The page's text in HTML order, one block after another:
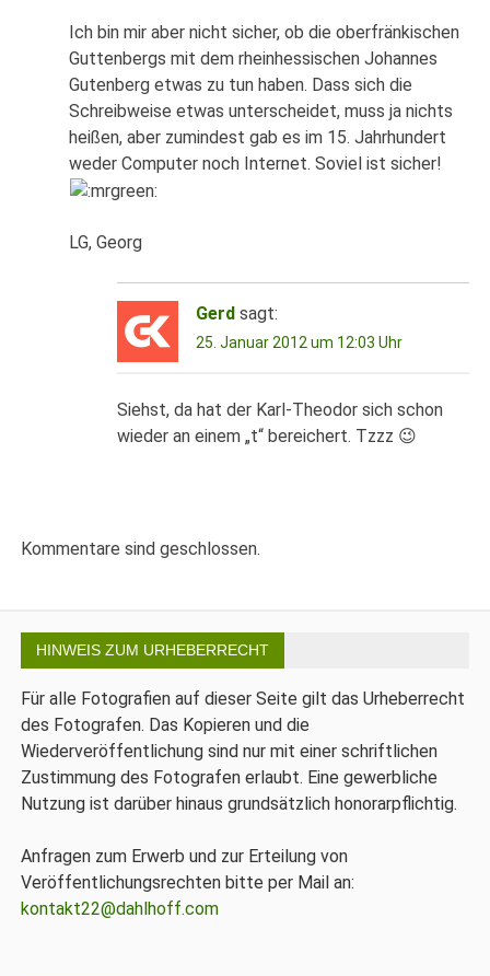
Ich bin mir aber nicht sicher, ob die oberfränkischen
Guttenbergs mit dem rheinhessischen Johannes
Gutenberg etwas zu tun haben. Dass sich die
Schreibweise etwas unterscheidet, muss ja nichts
heißen, aber zumindest gab es im 15. Jahrhundert
weder Computer noch Internet. Soviel ist sicher!
LG, Georg
Gerd sagt:
25. Januar 2012 um 12:03 Uhr
Siehst, da hat der Karl-Theodor sich schon
wieder an einem „t“ bereichert. Tzzz 😉
Kommentare sind geschlossen.
HINWEIS ZUM URHEBERRECHT
Für alle Fotografien auf dieser Seite gilt das Urheberrecht
des Fotografen. Das Kopieren und die
Wiederveröffentlichung sind nur mit einer schriftlichen
Zustimmung des Fotografen erlaubt. Eine gewerbliche
Nutzung ist darüber hinaus grundsätzlich honorarpflichtig.
Anfragen zum Erwerb und zur Erteilung von
Veröffentlichungsrechten bitte per Mail an:
kontakt22@dahlhoff.com